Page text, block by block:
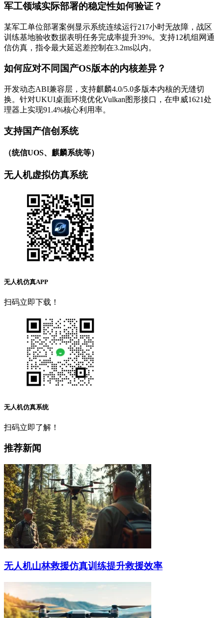
军工领域实际部署的稳定性如何验证？
某军工单位部署案例显示系统连续运行217小时无故障，战区
训练基地验收数据表明任务完成率提升39%。支持12机组网通
信仿真，指令最大延迟差控制在3.2ms以内。
如何应对不同国产OS版本的内核差异？
开发动态ABI兼容层，支持麒麟4.0/5.0多版本内核的无缝切
换。针对UKUI桌面环境优化Vulkan图形接口，在申威1621处
理器上实现91.4%核心利用率。
支持国产信创系统
（统信UOS、麒麟系统等）
无人机虚拟仿真系统
无人机仿真APP
扫码立即下载！
无人机仿真系统
扫码立即了解！
推荐新闻
无人机山林救援仿真训练提升救援效率